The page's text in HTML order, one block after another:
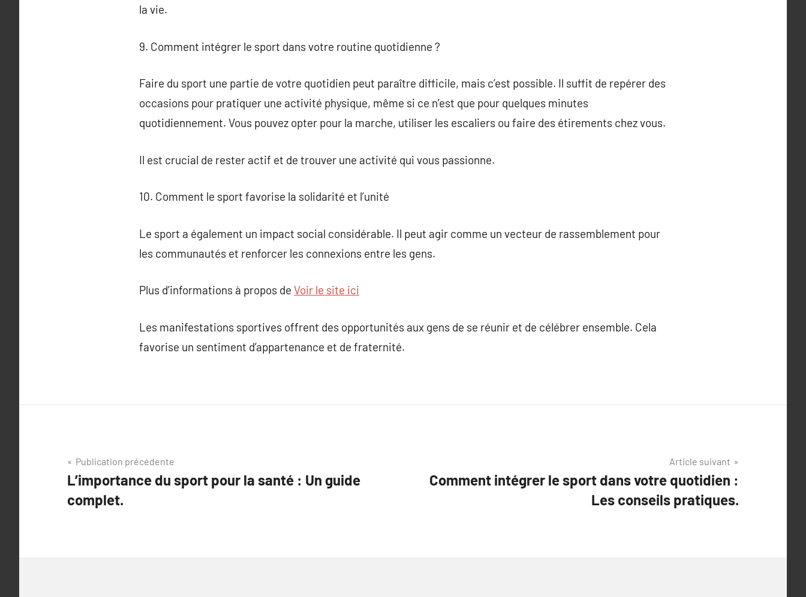
la vie.
9. Comment intégrer le sport dans votre routine quotidienne ?
Faire du sport une partie de votre quotidien peut paraître difficile, mais c’est possible. Il suffit de repérer des
occasions pour pratiquer une activité physique, même si ce n’est que pour quelques minutes
quotidiennement. Vous pouvez opter pour la marche, utiliser les escaliers ou faire des étirements chez vous.
Il est crucial de rester actif et de trouver une activité qui vous passionne.
10. Comment le sport favorise la solidarité et l’unité
Le sport a également un impact social considérable. Il peut agir comme un vecteur de rassemblement pour
les communautés et renforcer les connexions entre les gens.
Plus d’informations à propos de Voir le site ici
Les manifestations sportives offrent des opportunités aux gens de se réunir et de célébrer ensemble. Cela
favorise un sentiment d’appartenance et de fraternité.
Navigation
de
l’article
Publication précédente
L’importance du sport pour la santé : Un guide
complet.
Article suivant
Comment intégrer le sport dans votre quotidien :
Les conseils pratiques.